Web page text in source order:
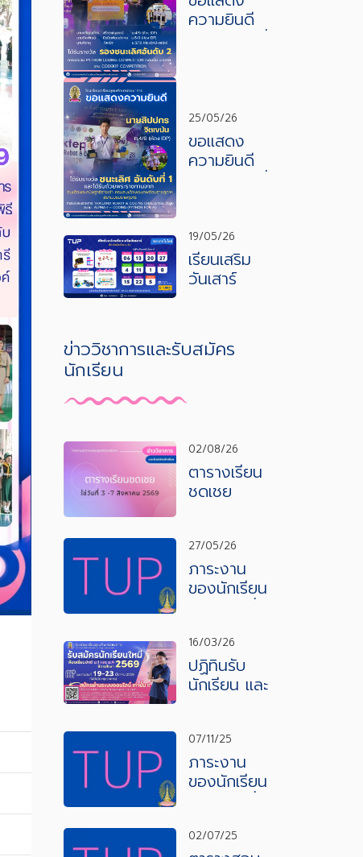
ความยินดี
กับนักเรียนที่
25/05/26
ขอแสดง
ความยินดี
กับนักเรียนที่
19/05/26
เรียนเสริม
วันเสาร์
ข่าววิชาการและรับสมัคร
นักเรียน
02/08/26
ตารางเรียน
ชดเชย
27/05/26
ภาระงาน
ของนักเรียน
ภาคเรียนที่ 1
2569
16/03/26
ปฏิทินรับ
นักเรียน และ
ห้องเรียน
พิเศษ ปีการ
ศึกษา
07/11/25
ภาระงาน
ของนักเรียน
ภาคเรียนที่
ศึกษา
02/07/25